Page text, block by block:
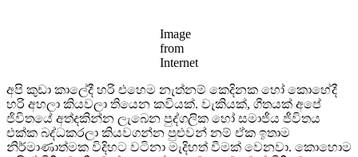
Image
from
Internet
අපි කුඩා කාලේදී හරි එහෙම නැත්නම් කෙදිනක හෝ කොහේදී
හරි අහලා කියවලා තියෙන කවියක්. වැකියක්, ගීතයක් අපේ
ජිවිතයේ අත්දකින්න ලැබෙන පුද්ගලික හෝ සමාජීය ජීවිතය
එක්ක බද්ධකරලා කියවගන්න පුළුවන් නම් ඒක ඉතාම
නිර්මාණාත්මක විදිහට වටිනා මැදිහත් වීමක් වෙනවා. කොහොම